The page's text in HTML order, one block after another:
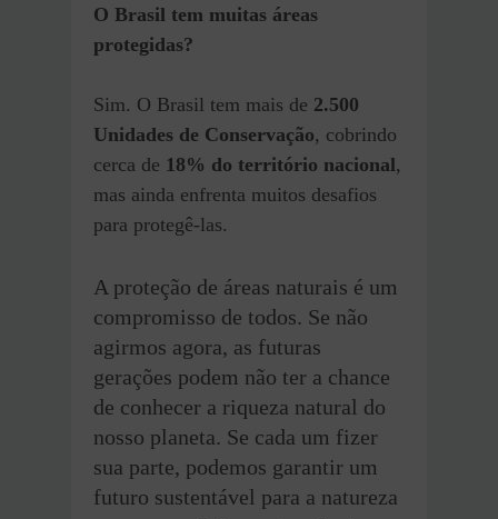
O Brasil tem muitas áreas
protegidas?
Sim. O Brasil tem mais de 2.500
Unidades de Conservação, cobrindo
cerca de 18% do território nacional,
mas ainda enfrenta muitos desafios
para protegê-las.
A proteção de áreas naturais é um
compromisso de todos. Se não
agirmos agora, as futuras
gerações podem não ter a chance
de conhecer a riqueza natural do
nosso planeta. Se cada um fizer
sua parte, podemos garantir um
futuro sustentável para a natureza